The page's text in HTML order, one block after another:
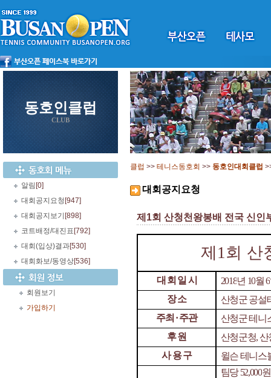
동호인클럽
CLUB
알림 [0]
대회공지요청 [947]
대회공지보기 [898]
코트배정/대진표 [792]
대회(입상)결과[530]
대회화보/동영상[536]
회원보기
가입하기
클럽 >> 테니스동호회 >> 동호인대회클럽
대회공지요청
제1회 산청천왕봉배 전국 신인
제 1회 산
대 회 일 시 2018년 10월6
장 소
산청군 공설
주최 ·주관
산청군 테니
후 원
산청군청,산
사 용 구
윌슨 테니스
팀당52,000